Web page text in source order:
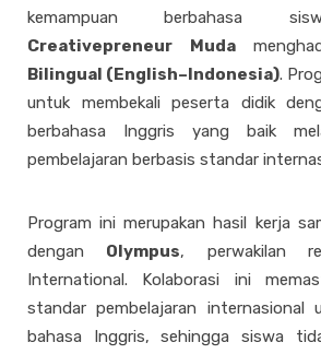
kemampuan berbahasa
Creativepreneur Muda
Bilingual (English–Indonesia).
untuk membekali peserta didik
berbahasa Inggris yang baik
pembelajaran berbasis standar
Program ini merupakan hasil kerja
dengan Olympus, perwakilan
International. Kolaborasi ini
standar pembelajaran internasional
bahasa Inggris, sehingga siswa